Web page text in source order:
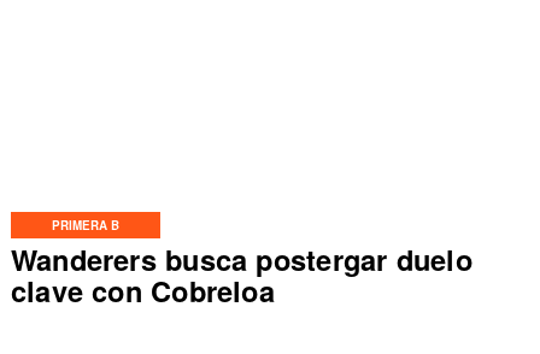
PRIMERA B
Wanderers busca postergar duelo
clave con Cobreloa